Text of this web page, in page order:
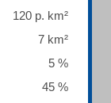
120 p. km²
7 km²
5 %
45 %